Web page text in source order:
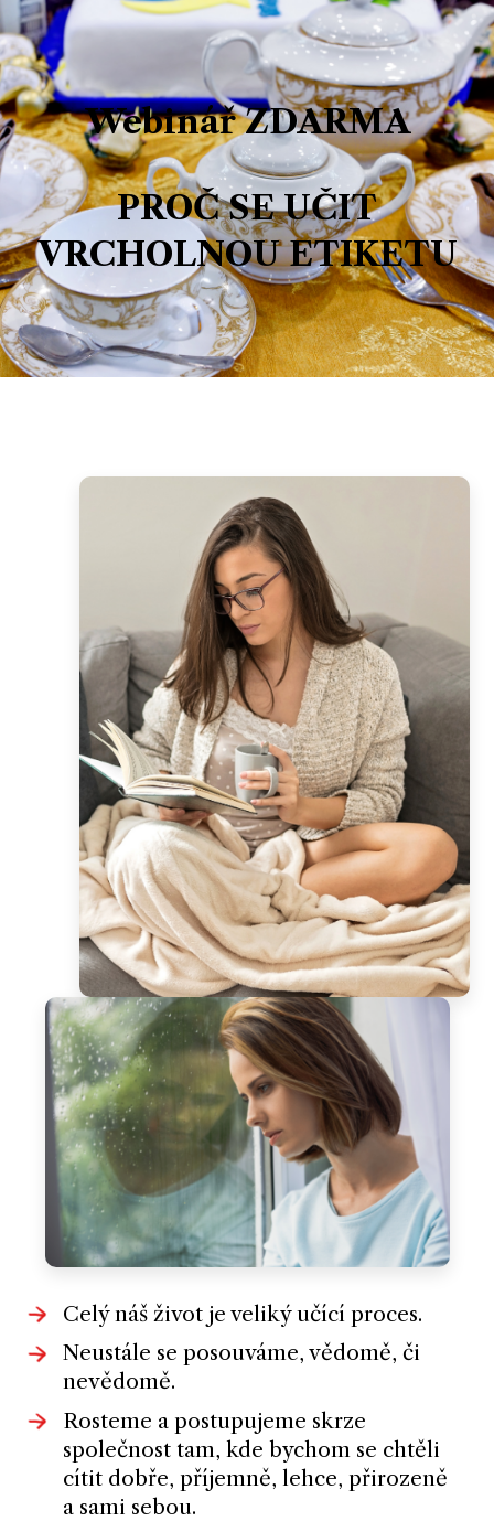
Webinář ZDARMA
PROČ SE UČIT
VRCHOLNOU ETIKETU
Celý náš život je veliký učící proces.
Neustále se posouváme, vědomě, či
nevědomě.
Rosteme a postupujeme skrze
společnost tam, kde bychom se chtěli
cítit dobře, příjemně, lehce, přirozeně
a sami sebou.